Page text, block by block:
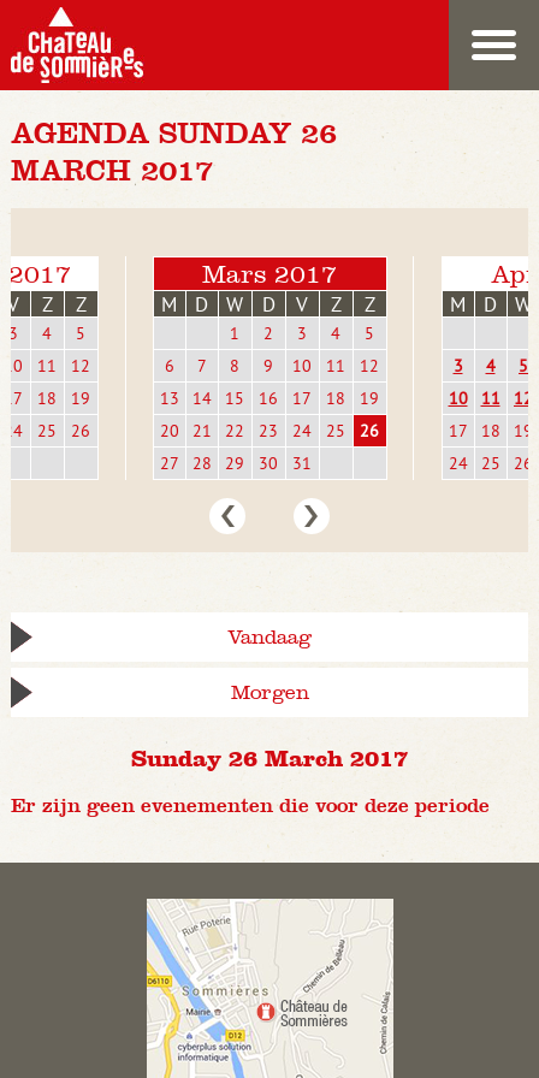
AGENDA SUNDAY 26
MARCH 2017
V Z Z
3 4
5
10
11
12
17
18
19
24
25 26
Mars 2017
M D W D V Z Z
1 2 3 4
5
6
7 8 9 10 11
12
13
14 15 16 17 18
19
20
21 22 23 24 25
26
27
28 29 30 31
M D W
3 4
5
10
11
12
17
18
19
24
25 26
Vandaag
Morgen
Sunday 26 March 2017
Er zijn geen evenementen die voor deze periode